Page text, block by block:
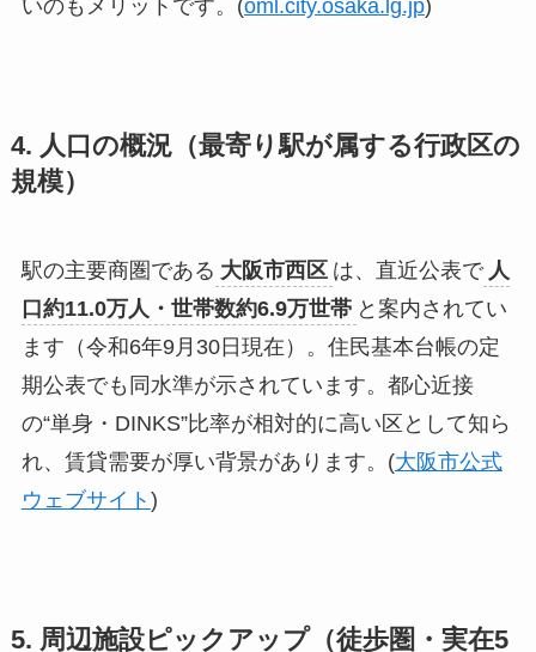
いのもメリットです。(oml.city.osaka.lg.jp)
4. 人口の概況（最寄り駅が属する行政区の
規模）
駅の主要商圏である 大阪市西区 は、直近公表で 人
口約11.0万人・世帯数約6.9万世帯 と案内されてい
ます（令和6年9月30日現在）。住民基本台帳の定
期公表でも同水準が示されています。都心近接
の“単身・DINKS”比率が相対的に高い区として知ら
れ、賃貸需要が厚い背景があります。(大阪市公式
ウェブサイト )
5. 周辺施設ピックアップ（徒歩圏・実在5